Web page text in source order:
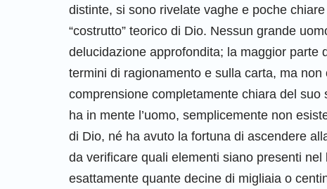
distinte, si sono rivelate vaghe e poche
“costrutto” teorico di Dio. Nessun grande
delucidazione approfondita; la maggior parte
termini di ragionamento e sulla carta, ma non
comprensione completamente chiara del suo
ha in mente l’uomo, semplicemente non
di Dio, né ha avuto la fortuna di ascendere
da verificare quali elementi siano presenti
esattamente quante decine di migliaia o